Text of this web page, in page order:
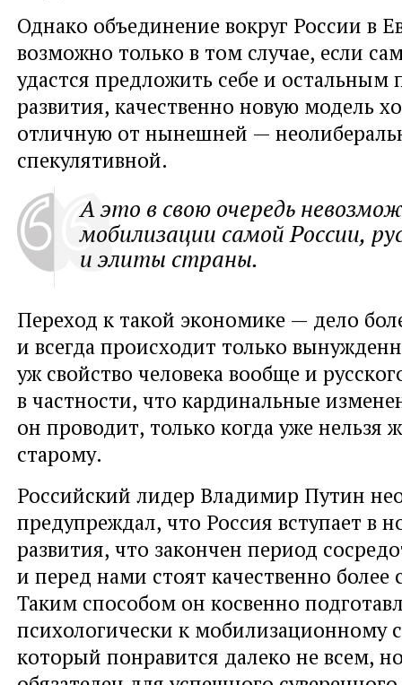
Однако объединение вокруг России в
возможно только в том случае, если
удастся предложить себе и остальным
развития, качественно новую модель
отличную от нынешней —
спекулятивной.
А это в свою очередь
мобилизации самой России,
и элиты страны.
Переход к такой экономике — дело
и всегда происходит только
уж свойство человека вообще и
в частности, что кардинальные
он проводит, только когда уже нельзя
старому.
Российский лидер Владимир Путин
предупреждал, что Россия вступает в
развития, что закончен период
и перед нами стоят качественно более
Таким способом он косвенно
психологически к мобилизационному
который понравится далеко не всем,